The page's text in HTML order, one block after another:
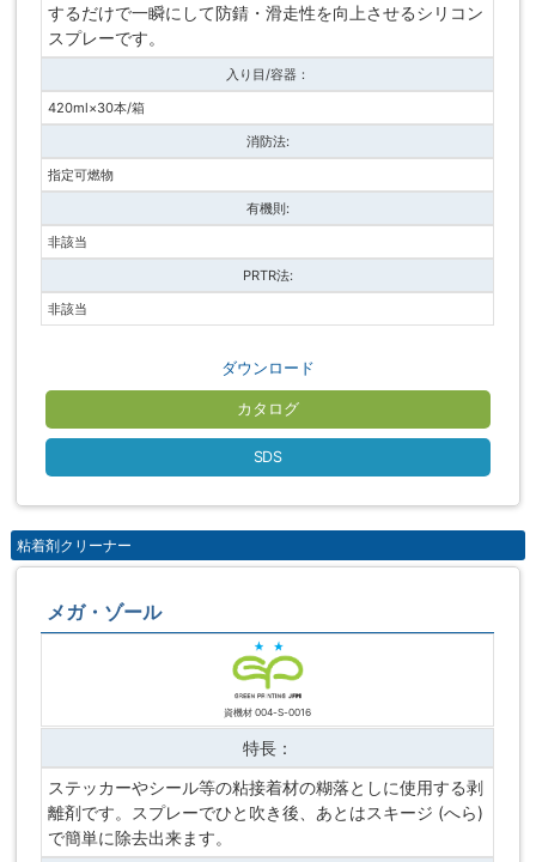
するだけで一瞬にして防錆・滑走性を向上させるシリコン
スプレーです。
入り目/容器：
420ml×30本/箱
消防法:
指定可燃物
有機則:
非該当
PRTR法:
非該当
ダウンロード
カタログ
SDS
粘着剤クリーナー
メガ・ゾール
資機材 004-S-0016
特長：
ステッカーやシール等の粘接着材の糊落としに使用する剥
離剤です。スプレーでひと吹き後、あとはスキージ (へら)
で簡単に除去出来ます。